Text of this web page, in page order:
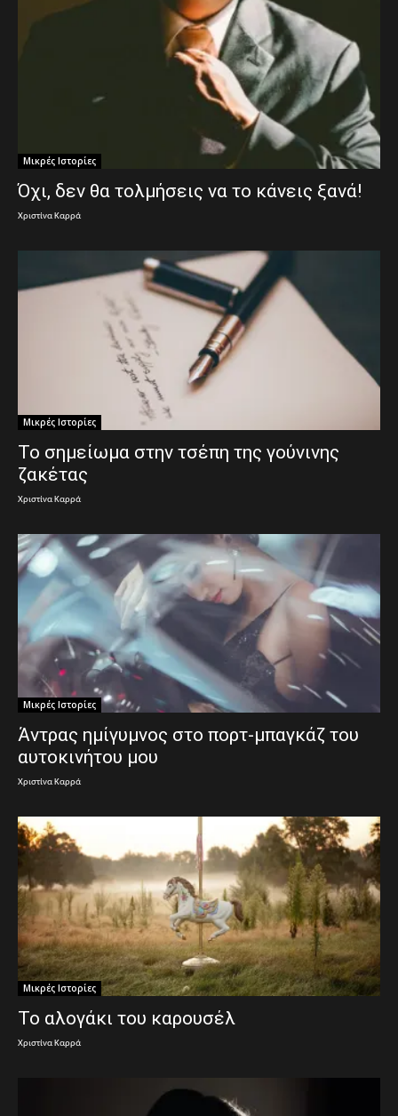
Μικρές Ιστορίες
Όχι, δεν θα τολμήσεις να το κάνεις ξανά!
Χριστίνα Καρρά
Μικρές Ιστορίες
Το σημείωμα στην τσέπη της γούνινης
ζακέτας
Χριστίνα Καρρά
Μικρές Ιστορίες
Άντρας ημίγυμνος στο πορτ-μπαγκάζ του
αυτοκινήτου μου
Χριστίνα Καρρά
Μικρές Ιστορίες
Το αλογάκι του καρουσέλ
Χριστίνα Καρρά